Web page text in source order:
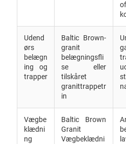
Udend
ørs
belægn
ing og
trapper
Baltic Brown-
granit
belægningsfli
se eller
tilskåret
granittrappetr
in
Vægbe
klædni
ng
Baltic Brown
Granit
Vægbeklædni